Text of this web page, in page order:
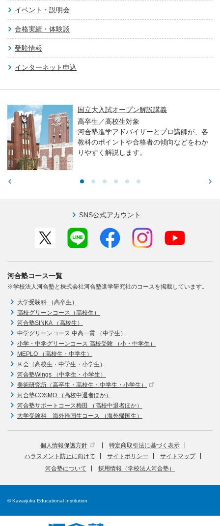
イベント・説明会
合格実績・体験談
受験情報
インターネット申込
国立大入試オープン解説講義
高卒生／高校生対象
河合塾進学アドバイザーとプロ講師が、各
教科のポイントや合格者の傾向などをわか
りやすく解説します。
SNS公式アカウント
河合塾コース一覧
※学校法人河合塾と株式会社河合塾進学研究社のコースを掲載しています。
大学受験科 （高卒生）
高校グリーンコース（高校生）
河合塾SINKA （高校生）
中学グリーンコース 中高一貫 （中学生）
小学・中学グリーンコース 高校受験 （小・中学生）
MEPLO （高校生・中学生）
Ｋ会（高校生・中学生・小学生）
河合塾Wings （中学生・小学生）
美術研究所（高卒生・高校生・中学生・小学生）
河合塾COSMO （高校中退者ほか）
河合塾サポートコース梅田 （高校中退者ほか）
大学受験科 海外帰国生コース （海外帰国生）
個人情報保護方針
特定商取引法に基づく表示
ハラスメント防止に向けて
サイトポリシー
サイトマップ
河合塾について
採用情報（学校法人河合塾）
© Kawaijuku Educational Institution.